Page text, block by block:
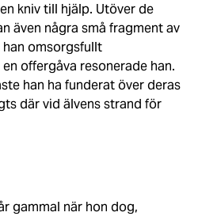
kniv till hjälp. Utöver de
även några små fragment av
omsorgsfullt
offergåva resonerade han.
han ha funderat över deras
där vid älvens strand för
gammal när hon dog,